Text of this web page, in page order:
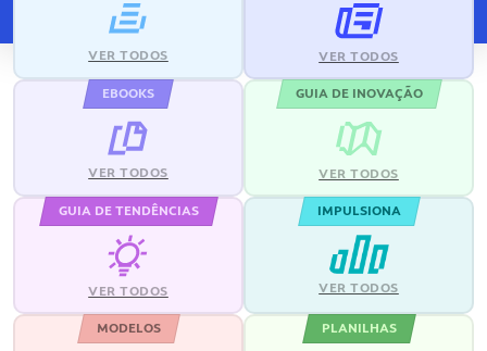
VER TODOS VER TODOS
EBOOKS
VER TODOS
GUIA DE INOVAÇÃO
VER TODOS
GUIA DE TENDÊNCIAS
VER TODOS
IMPULSIONA
VER TODOS
MODELOS PLANILHAS